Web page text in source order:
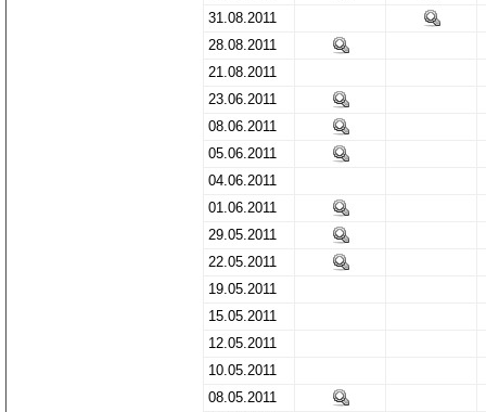
31.08.2011
28.08.2011
21.08.2011
23.06.2011
08.06.2011
05.06.2011
04.06.2011
01.06.2011
29.05.2011
22.05.2011
19.05.2011
15.05.2011
12.05.2011
10.05.2011
08.05.2011